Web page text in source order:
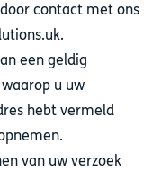
contact met ons
een geldig
u uw
hebt vermeld
van uw verzoek